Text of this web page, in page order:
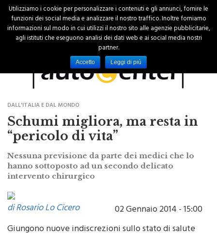
DALL'ITALIA E DAL MONDO
Schumi migliora, ma resta in
“pericolo di vita”
Nessuna previsione da parte dei medici che lo
hanno sottoposto ad un secondo delicato
di Rosario Lo Cicero
02 Gennaio 2014 - 15:00
Utilizziamo i cookie per personalizzare i contenuti e gli annunci, fornire le
funzioni dei social media e analizzare il nostro traffico. Inoltre forniamo
informazioni sul modo in cui utilizzi il nostro sito alle agenzie pubblicitarie,
agli istituti che eseguono analisi dei dati web e ai social media nostri
partner.
Accetto Leggi di più